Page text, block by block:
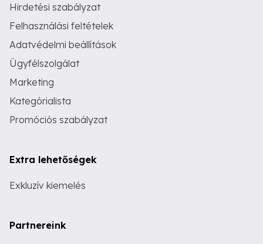
Hirdetési szabályzat
Felhasználási feltételek
Adatvédelmi beállítások
Ügyfélszolgálat
Marketing
Kategórialista
Promóciós szabályzat
Extra lehetőségek
Exkluzív kiemelés
Partnereink